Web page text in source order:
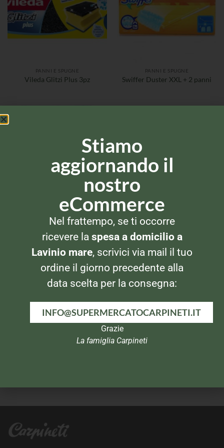
PANNI E SPUGNE
Vileda Glitzi Plus 3pz
PANNI E SPUGNE
Swiffer Duster XXL + 2 panni
PANNI E SPUGNE
Vileda Panno Giallo
PANNI E SPUGNE
Scintilla Spugna
Stiamo
aggiornando il
nostro
eCommerce
Nel frattempo, se ti occorre
ricevere la spesa a domicilio a
Lavinio mare, scrivici via mail il tuo
ordine il giorno precedente alla
data scelta per la consegna:
INFO@SUPERMERCATOCARPINETI.IT
Grazie
La famiglia Carpineti